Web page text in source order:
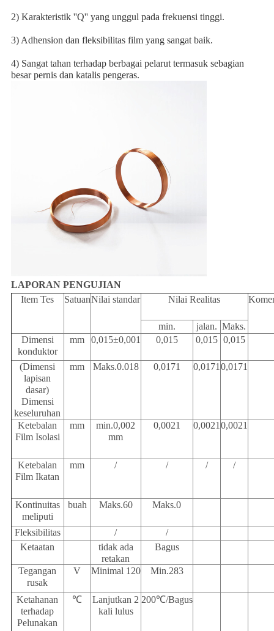
2) Karakteristik ''Q'' yang unggul pada frekuensi tinggi.
3) Adhension dan fleksibilitas film yang sangat baik.
4) Sangat tahan terhadap berbagai pelarut termasuk sebagian
besar pernis dan katalis pengeras.
LAPORAN PENGUJIAN
Item Tes
SatuanNilai standar Nilai Realitas
min. jalan. Maks.
Dimensi
konduktor
mm 0,015±0,001 0,015 0,015 0,015
(Dimensi
lapisan
dasar)
Dimensi
keseluruhan
mm Maks.0.018 0,0171 0,01710,0171
Ketebalan
Film Isolasi
mm
min.0,002
mm
0,0021 0,00210,0021
Ketebalan
Film Ikatan
mm / / / /
Kontinuitas
meliputi
buah Maks.60 Maks.0
Fleksibilitas /
/
Ketaatan
tidak ada
retakan
Bagus
Tegangan
rusak
V Minimal 120 Min.283
Ketahanan
terhadap
Pelunakan
℃
Lanjutkan 2
kali lulus
200℃/Bagus